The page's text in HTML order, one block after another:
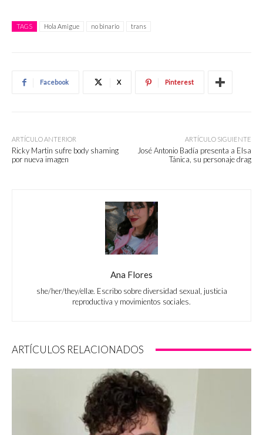
TAGS Hola Amigue no binario trans
Facebook X Pinterest
ARTÍCULO ANTERIOR
Ricky Martin sufre body shaming
por nueva imagen
ARTÍCULO SIGUIENTE
José Antonio Badía presenta a Elsa
Tánica, su personaje drag
Ana Flores
she/her/they/ellæ. Escribo sobre diversidad sexual, justicia
reproductiva y movimientos sociales.
ARTÍCULOS RELACIONADOS